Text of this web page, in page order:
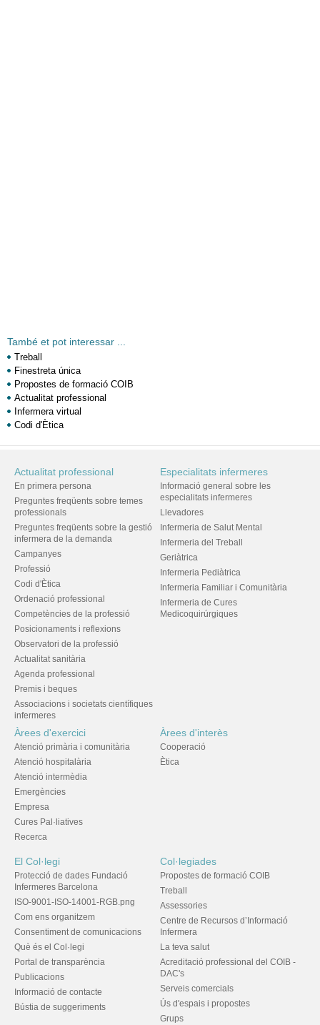
També et pot interessar ...
Treball
Finestreta única
Propostes de formació COIB
Actualitat professional
Infermera virtual
Codi d'Ètica
Actualitat professional
En primera persona
Preguntes freqüents sobre temes
professionals
Preguntes freqüents sobre la gestió
infermera de la demanda
Campanyes
Professió
Codi d'Ètica
Ordenació professional
Competències de la professió
Posicionaments i reflexions
Observatori de la professió
Actualitat sanitària
Agenda professional
Premis i beques
Associacions i societats científiques
infermeres
Especialitats infermeres
Informació general sobre les
especialitats infermeres
Llevadores
Infermeria de Salut Mental
Infermeria del Treball
Geriàtrica
Infermeria Pediàtrica
Infermeria Familiar i Comunitària
Infermeria de Cures
Medicoquirúrgiques
Àrees d'exercici
Atenció primària i comunitària
Atenció hospitalària
Atenció intermèdia
Emergències
Empresa
Cures Pal·liatives
Recerca
Àrees d'interès
Cooperació
Ètica
El Col·legi
Protecció de dades Fundació
Infermeres Barcelona
ISO-9001-ISO-14001-RGB.png
Com ens organitzem
Consentiment de comunicacions
Què és el Col·legi
Portal de transparència
Publicacions
Informació de contacte
Bústia de suggeriments
Col·legiades
Propostes de formació COIB
Treball
Assessories
Centre de Recursos d’Informació
Infermera
La teva salut
Acreditació professional del COIB -
DAC's
Serveis comercials
Ús d'espais i propostes
Grups